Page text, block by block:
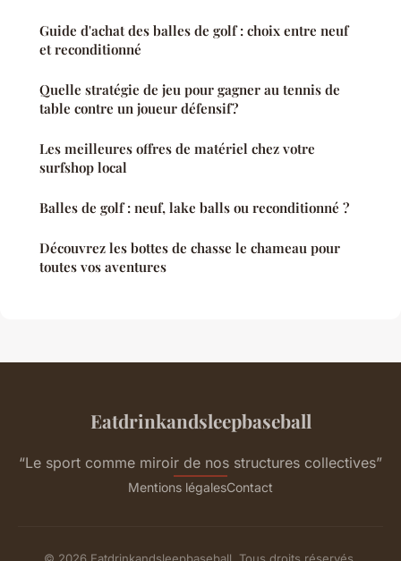
Guide d'achat des balles de golf : choix entre neuf
et reconditionné
Quelle stratégie de jeu pour gagner au tennis de
table contre un joueur défensif?
Les meilleures offres de matériel chez votre
surfshop local
Balles de golf : neuf, lake balls ou reconditionné ?
Découvrez les bottes de chasse le chameau pour
toutes vos aventures
Eatdrinkandsleepbaseball
“Le sport comme miroir de nos structures collectives”
Mentions légalesContact